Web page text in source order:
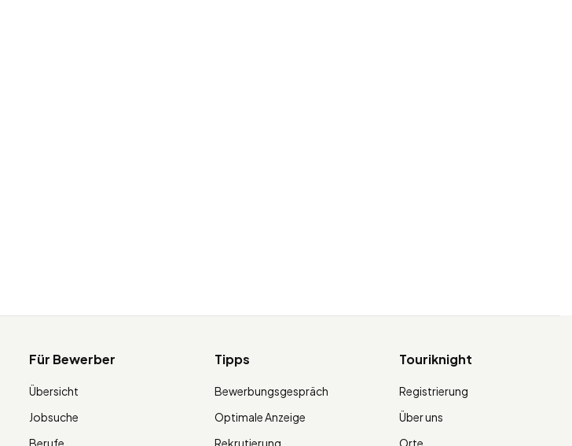
Für Bewerber
Übersicht
Jobsuche
Berufe
Tipps
Bewerbungsgespräch
Optimale Anzeige
Rekrutierung
Touriknight
Registrierung
Über uns
Orte